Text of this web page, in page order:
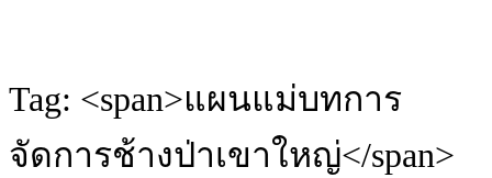
Tag: <span>แผนแม่บทการ
จัดการช้างป่าเขาใหญ่</span>